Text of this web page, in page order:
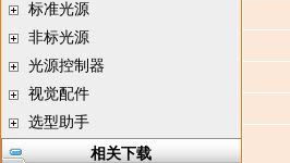
标准光源
非标光源
光源控制器
视觉配件
选型助手
相关下载